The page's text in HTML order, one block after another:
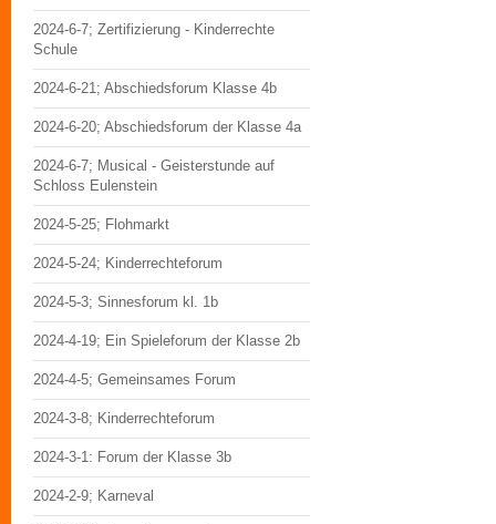
2024-6-7; Zertifizierung - Kinderrechte
Schule
2024-6-21; Abschiedsforum Klasse 4b
2024-6-20; Abschiedsforum der Klasse 4a
2024-6-7; Musical - Geisterstunde auf
Schloss Eulenstein
2024-5-25; Flohmarkt
2024-5-24; Kinderrechteforum
2024-5-3; Sinnesforum kl. 1b
2024-4-19; Ein Spieleforum der Klasse 2b
2024-4-5; Gemeinsames Forum
2024-3-8; Kinderrechteforum
2024-3-1: Forum der Klasse 3b
2024-2-9; Karneval